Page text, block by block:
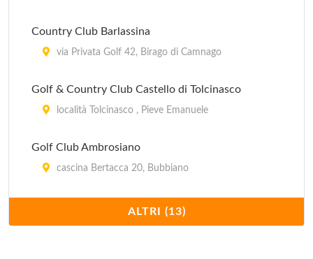
Country Club Barlassina
via Privata Golf 42, Birago di Camnago
Golf & Country Club Castello di Tolcinasco
località Tolcinasco , Pieve Emanuele
Golf Club Ambrosiano
cascina Bertacca 20, Bubbiano
via Salvo d'Acquisto 6, Basiglio
ALTRI (13)